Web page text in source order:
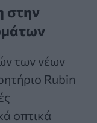
στην
των νέων
Rubin
οπτικά